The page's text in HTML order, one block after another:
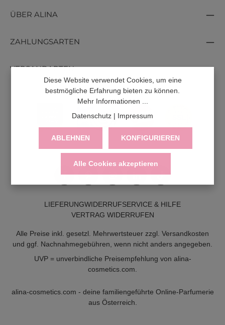
ÜBER ALINA
ZAHLUNGSARTEN
VERSANDARTEN
LIEFERUNGWIDERRUFSERVICE & HILFE
VERTRAG WIDERRUFEN
Alle Preise inkl. gesetzl. Mehrwertsteuer zzgl. Versandkosten
und ggf. Nachnahmegebühren, wenn nicht anders angegeben.
UVP = unverbindliche Preisempfehlung von alina-
cosmetics.com.
alina-cosmetics.com - deine familiengeführte Online-Parfumerie
aus Österreich.
Diese Website verwendet Cookies, um eine
bestmögliche Erfahrung bieten zu können.
Mehr Informationen ...
Datenschutz | Impressum
ABLEHNEN KONFIGURIEREN
Alle Cookies akzeptieren